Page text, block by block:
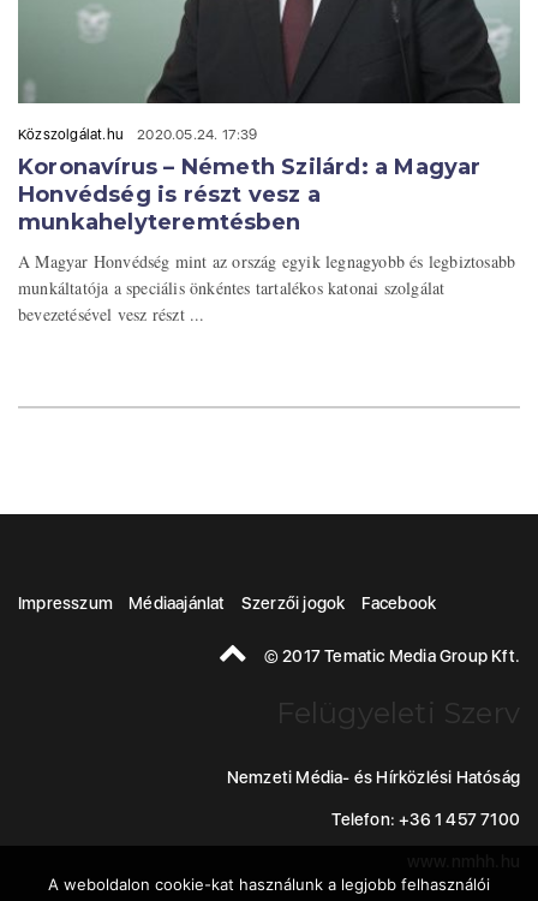
Közszolgálat.hu 2020.05.24. 17:39
Koronavírus – Németh Szilárd: a Magyar
Honvédség is részt vesz a
munkahelyteremtésben
A Magyar Honvédség mint az ország egyik legnagyobb és legbiztosabb
munkáltatója a speciális önkéntes tartalékos katonai szolgálat
bevezetésével vesz részt ...
Impresszum Médiaajánlat Szerzői jogok Facebook
© 2017 Tematic Media Group Kft.
Felügyeleti Szerv
Nemzeti Média- és Hírközlési Hatóság
Telefon: +36 1 457 7100
A weboldalon cookie-kat használunk a legjobb felhasználói